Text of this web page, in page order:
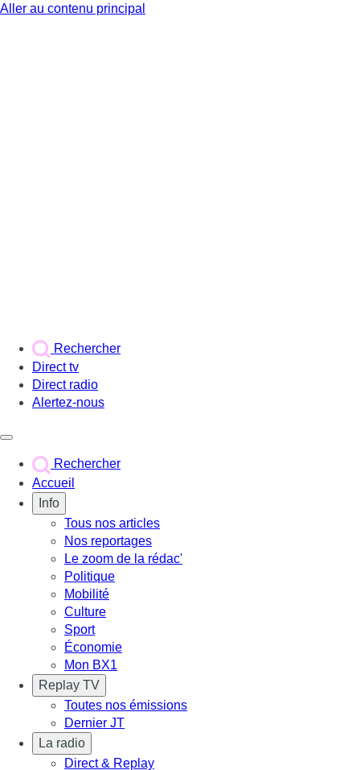
Aller au contenu principal
Rechercher
Direct tv
Direct radio
Alertez-nous
Rechercher
Accueil
Info
Tous nos articles
Nos reportages
Le zoom de la rédac'
Politique
Mobilité
Culture
Sport
Économie
Mon BX1
Replay TV
Toutes nos émissions
Dernier JT
La radio
Direct & Replay